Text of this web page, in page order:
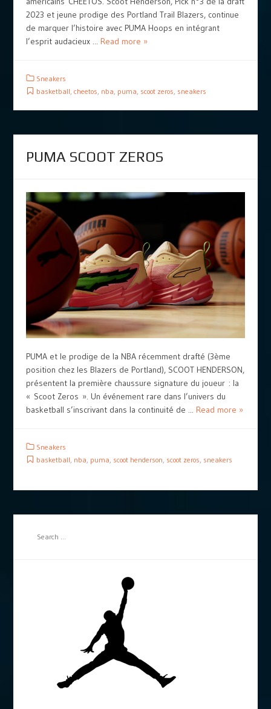
2023 et jeune prodige des Portland Trail Blazers, continue
de marquer l’histoire avec PUMA Hoops en intégrant
l’esprit audacieux ... Read more »
Sneakers
basketball cheetos nba puma scoot zeros sneakers
PUMA SCOOT ZEROS
PUMA et le prodige de la NBA récemment drafté (3ème
position chez les Blazers de Portland), SCOOT HENDERSON,
présentent la première chaussure signature du joueur : la
« Scoot Zeros ». Un événement rare dans l’univers du
basketball s’inscrivant dans la continuité de ... Read more »
Sneakers
basketball nba puma scoot henderson scoot zeros sneakers